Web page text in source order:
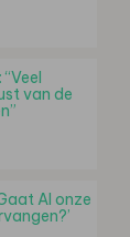
van de
AI onze